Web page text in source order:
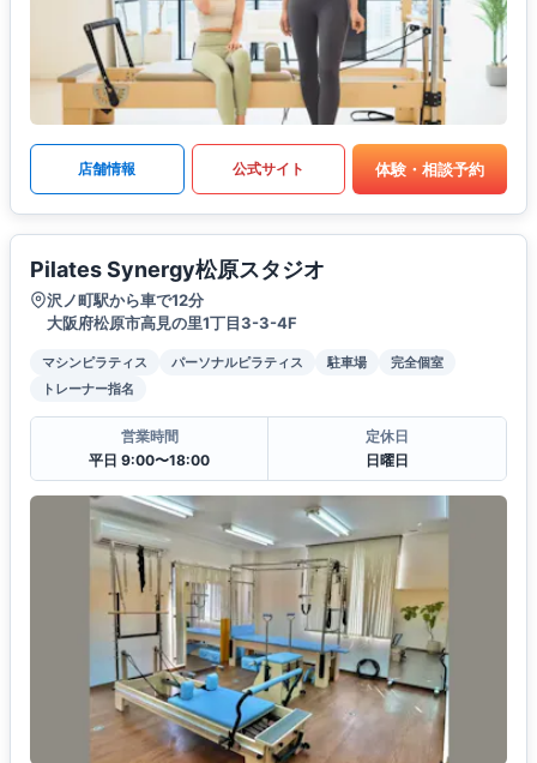
店舗情報 公式サイト 体験・相談予約
Pilates Synergy松原スタジオ
沢ノ町駅から車で12分
大阪府松原市高見の里1丁目3-3-4F
マシンピラティス パーソナルピラティス 駐車場
完全個室
トレーナー指名
営業時間
平日 9:00〜18:00
定休日
日曜日